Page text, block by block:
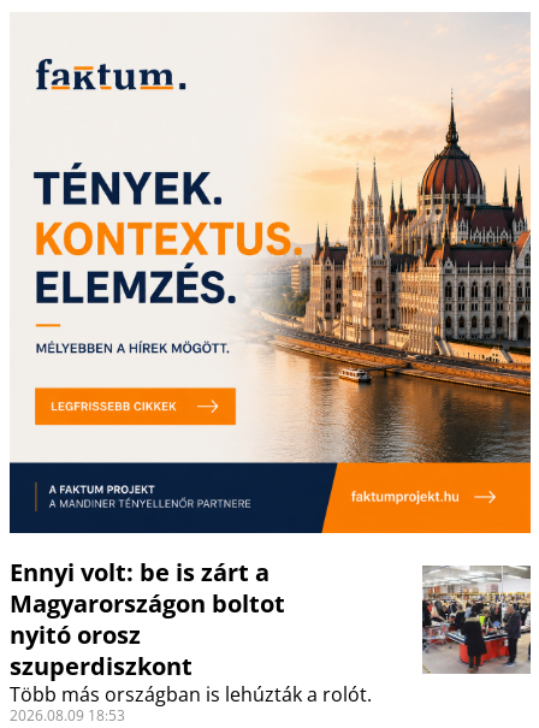
Ennyi volt: be is zárt a
Magyarországon boltot
nyitó orosz
szuperdiszkont
Több más országban is lehúzták a rolót.
2026.08.09 18:53